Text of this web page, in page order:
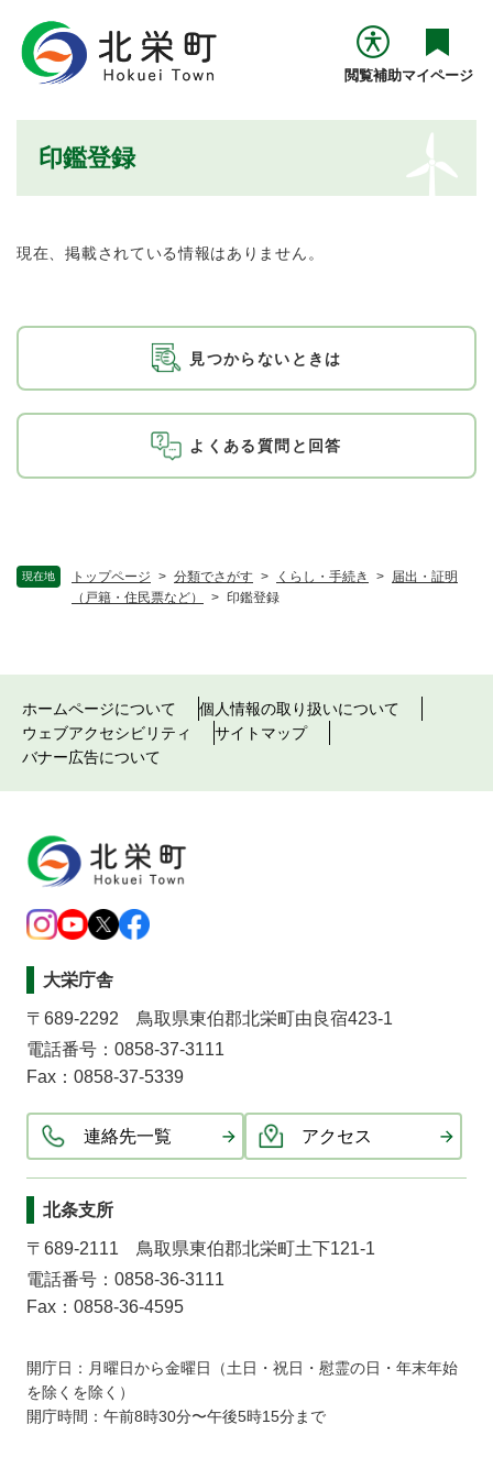
閲覧補助マイページ
現在地 トップページ > 分類でさがす > くらし・手続き > 届出・証明
（戸籍・住民票など）
> 印鑑登録
印鑑登録
現在、掲載されている情報はありません。
見つからないときは
よくある質問と回答
ホームページについて
個人情報の取り扱いについて
ウェブアクセシビリティ
サイトマップ
バナー広告について
大栄庁舎
〒689-2292 鳥取県東伯郡北栄町由良宿423-1
電話番号：0858-37-3111
Fax：0858-37-5339
連絡先一覧 アクセス
北条支所
〒689-2111 鳥取県東伯郡北栄町土下121-1
電話番号：0858-36-3111
Fax：0858-36-4595
開庁日：月曜日から金曜日（土日・祝日・慰霊の日・年末年始
を除くを除く）
開庁時間：午前8時30分〜午後5時15分まで